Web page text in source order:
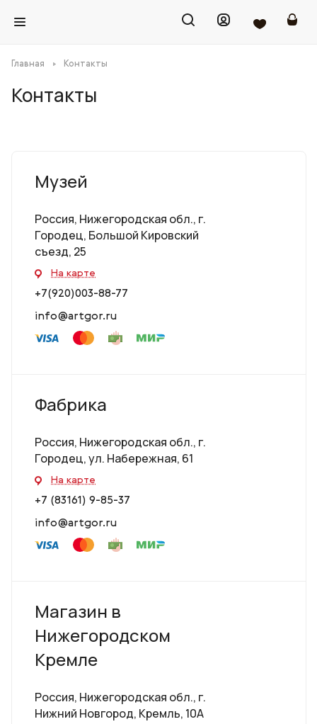
Главная Контакты
Контакты
Музей
Россия, Нижегородская обл., г.
Городец, Большой Кировский
съезд, 25
На карте
+7(920)003-88-77
info@artgor.ru
Фабрика
Россия, Нижегородская обл., г.
Городец, ул. Набережная, 61
На карте
+7 (83161) 9-85-37
info@artgor.ru
Магазин в
Нижегородском
Кремле
Россия, Нижегородская обл., г.
Нижний Новгород, Кремль, 10А